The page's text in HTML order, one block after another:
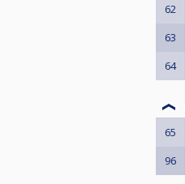
62
63
64
65
96